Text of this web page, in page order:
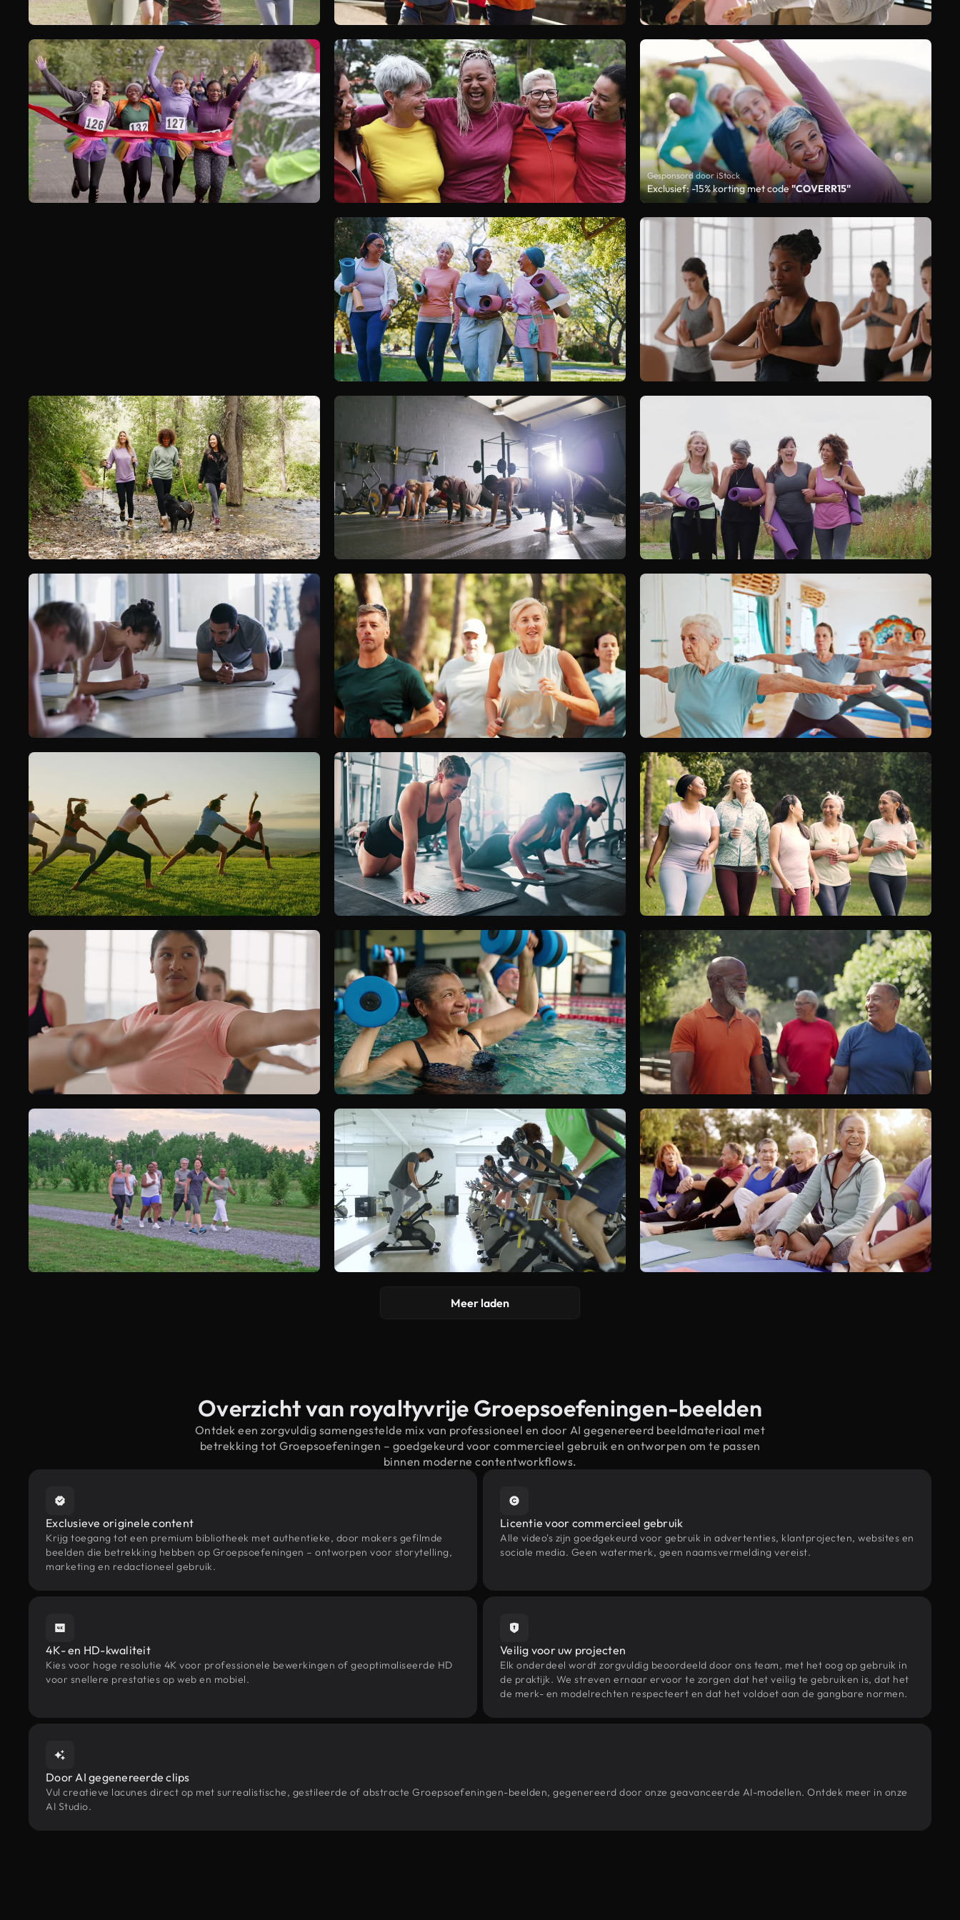
Gesponsord door iStock
Exclusief: -15% korting met code "COVERR15"
Meer laden
Overzicht van royaltyvrije Groepsoefeningen-beelden
Ontdek een zorgvuldig samengestelde mix van professioneel en door AI gegenereerd beeldmateriaal met
betrekking tot Groepsoefeningen – goedgekeurd voor commercieel gebruik en ontworpen om te passen
binnen moderne contentworkflows.
Exclusieve originele content
Krijg toegang tot een premium bibliotheek met authentieke, door makers gefilmde
beelden die betrekking hebben op Groepsoefeningen – ontworpen voor storytelling,
marketing en redactioneel gebruik.
Licentie voor commercieel gebruik
Alle video's zijn goedgekeurd voor gebruik in advertenties, klantprojecten, websites en
sociale media. Geen watermerk, geen naamsvermelding vereist.
4K- en HD-kwaliteit
Kies voor hoge resolutie 4K voor professionele bewerkingen of geoptimaliseerde HD
voor snellere prestaties op web en mobiel.
Veilig voor uw projecten
Elk onderdeel wordt zorgvuldig beoordeeld door ons team, met het oog op gebruik in
de praktijk. We streven ernaar ervoor te zorgen dat het veilig te gebruiken is, dat het
de merk- en modelrechten respecteert en dat het voldoet aan de gangbare normen.
Door AI gegenereerde clips
Vul creatieve lacunes direct op met surrealistische, gestileerde of abstracte Groepsoefeningen-beelden, gegenereerd door onze geavanceerde AI-modellen. Ontdek meer in onze
AI Studio.